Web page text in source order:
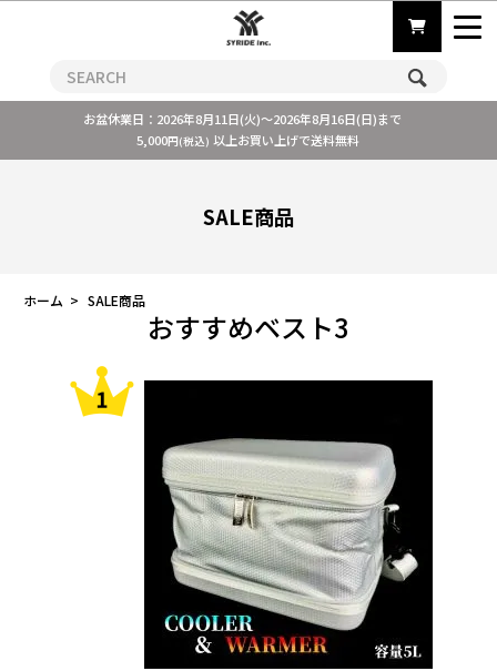
お盆休業日：2026年8月11日(火)～2026年8月16日(日)まで
5,000円(税込) 以上お買い上げで送料無料
SALE商品
ホーム > SALE商品
おすすめベスト3